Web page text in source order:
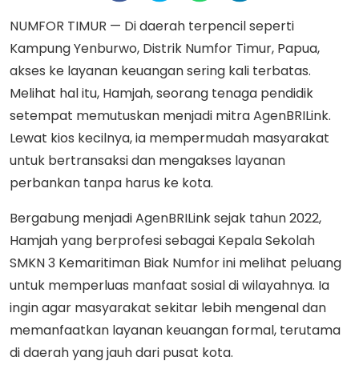
NUMFOR TIMUR — Di daerah terpencil seperti
Kampung Yenburwo, Distrik Numfor Timur, Papua,
akses ke layanan keuangan sering kali terbatas.
Melihat hal itu, Hamjah, seorang tenaga pendidik
setempat memutuskan menjadi mitra AgenBRILink.
Lewat kios kecilnya, ia mempermudah masyarakat
untuk bertransaksi dan mengakses layanan
perbankan tanpa harus ke kota.
Bergabung menjadi AgenBRILink sejak tahun 2022,
Hamjah yang berprofesi sebagai Kepala Sekolah
SMKN 3 Kemaritiman Biak Numfor ini melihat peluang
untuk memperluas manfaat sosial di wilayahnya. Ia
ingin agar masyarakat sekitar lebih mengenal dan
memanfaatkan layanan keuangan formal, terutama
di daerah yang jauh dari pusat kota.